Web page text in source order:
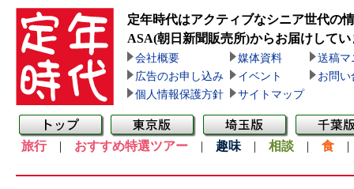
定年時代はアクティブなシニア世代の
ASA(朝日新聞販売所)からお届けしてい
会社概要 媒体資料
送稿マ
広告のお申し込み
イベント
お問い
個人情報保護方針
サイトマップ
旅行| おすすめ特選ツアー | 趣味 | 相談 | 食